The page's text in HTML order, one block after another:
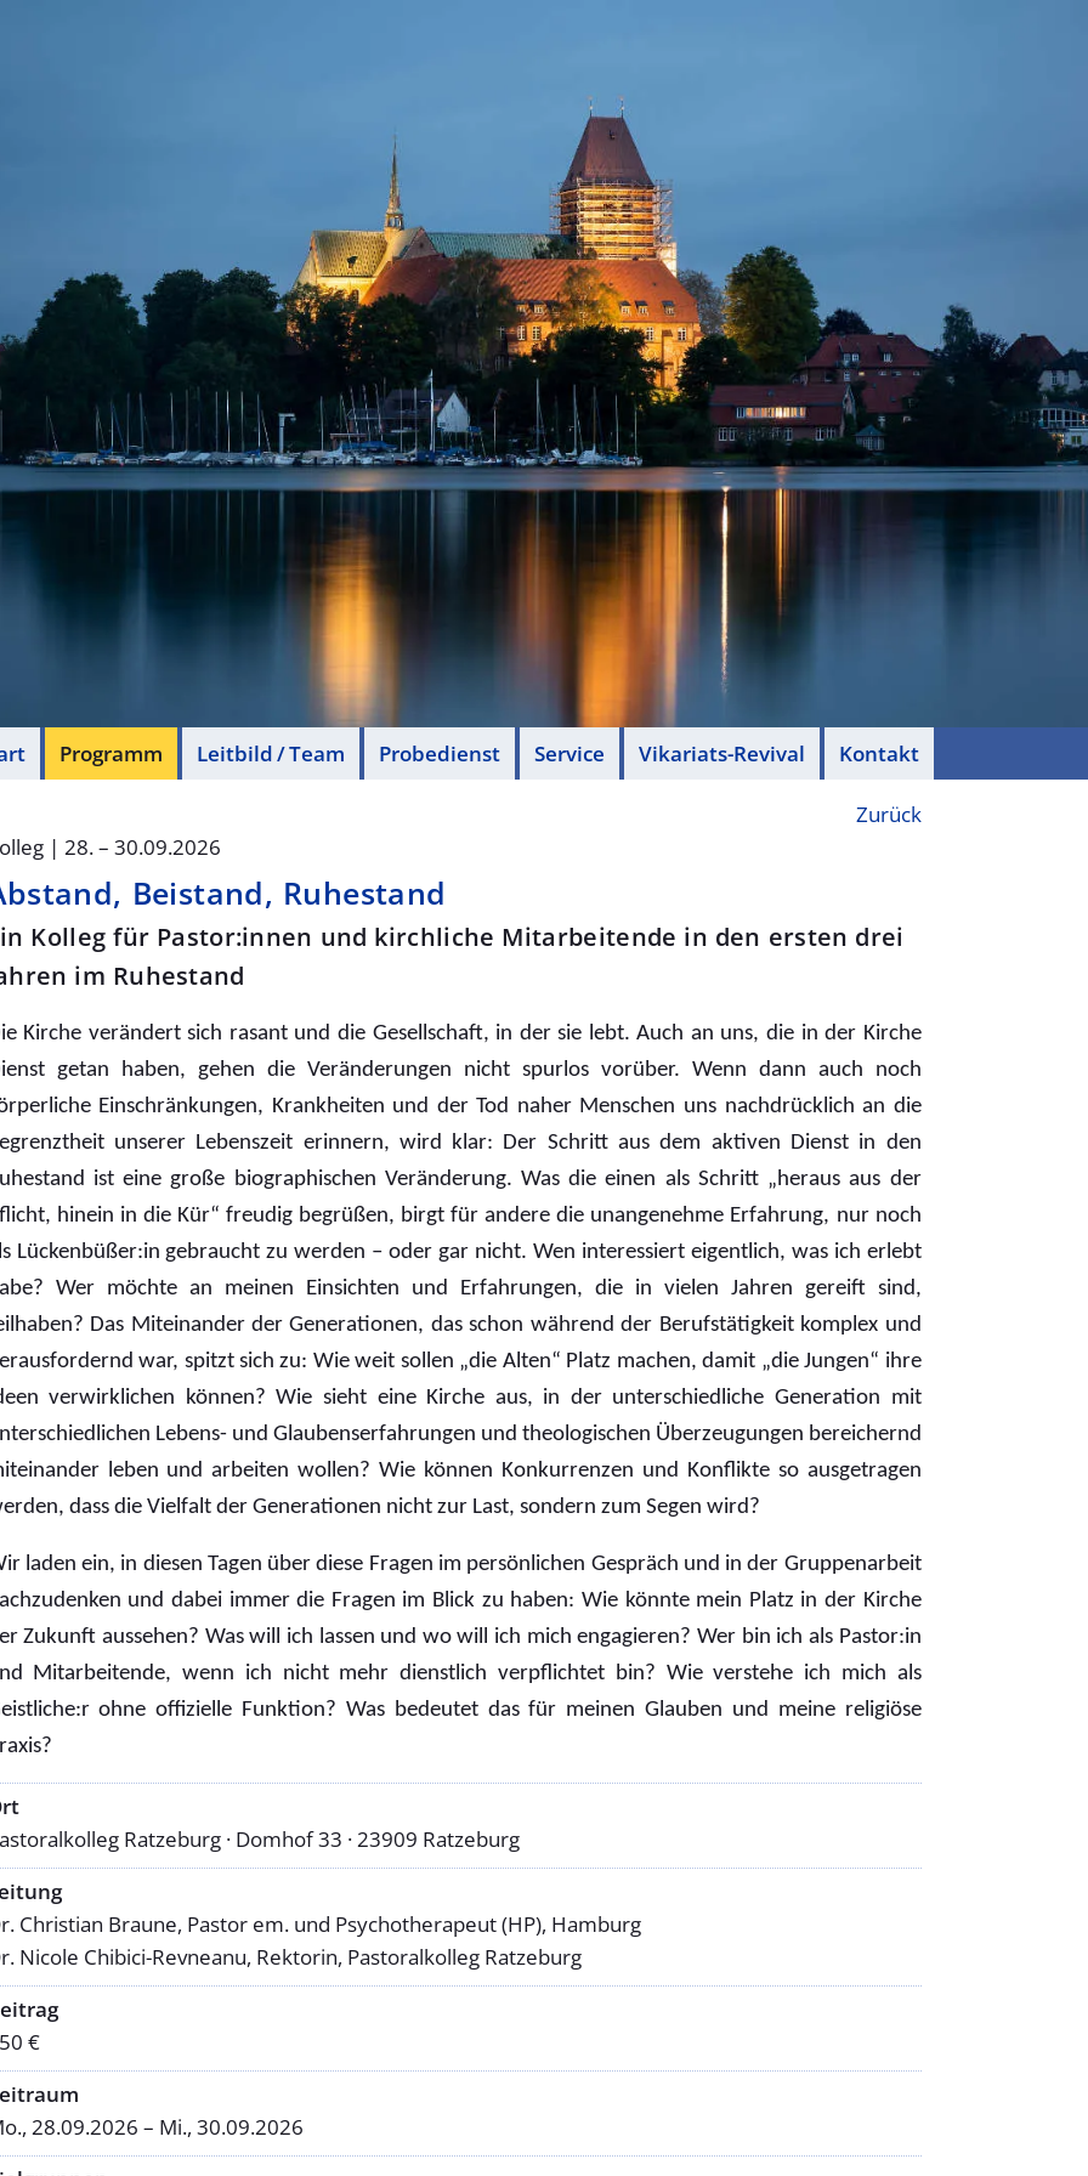
Programm Leitbild / Team Probedienst Service Vikariats-Revival Kontakt
Zurück
| 28. – 30.09.2026
Beistand, Ruhestand
Kolleg für Pastor:innen und kirchliche Mitarbeitende in den ersten drei
im Ruhestand
Kirche verändert sich rasant und die Gesellschaft, in der sie lebt. Auch an uns, die in der Kirche
getan haben, gehen die Veränderungen nicht spurlos vorüber. Wenn dann auch noch
Einschränkungen, Krankheiten und der Tod naher Menschen uns nachdrücklich an die
unserer Lebenszeit erinnern, wird klar: Der Schritt aus dem aktiven Dienst in den
ist eine große biographischen Veränderung. Was die einen als Schritt „heraus aus der
hinein in die Kür“ freudig begrüßen, birgt für andere die unangenehme Erfahrung, nur noch
Lückenbüßer:in gebraucht zu werden – oder gar nicht. Wen interessiert eigentlich, was ich erlebt
Wer möchte an meinen Einsichten und Erfahrungen, die in vielen Jahren gereift sind,
Das Miteinander der Generationen, das schon während der Berufstätigkeit komplex und
war, spitzt sich zu: Wie weit sollen „die Alten“ Platz machen, damit „die Jungen“ ihre
verwirklichen können? Wie sieht eine Kirche aus, in der unterschiedliche Generation mit
Lebens- und Glaubenserfahrungen und theologischen Überzeugungen bereichernd
leben und arbeiten wollen? Wie können Konkurrenzen und Konflikte so ausgetragen
dass die Vielfalt der Generationen nicht zur Last, sondern zum Segen wird?
laden ein, in diesen Tagen über diese Fragen im persönlichen Gespräch und in der Gruppenarbeit
und dabei immer die Fragen im Blick zu haben: Wie könnte mein Platz in der Kirche
Zukunft aussehen? Was will ich lassen und wo will ich mich engagieren? Wer bin ich als Pastor:in
Mitarbeitende, wenn ich nicht mehr dienstlich verpflichtet bin? Wie verstehe ich mich als
ohne offizielle Funktion? Was bedeutet das für meinen Glauben und meine religiöse
Ratzeburg · Domhof 33 · 23909 Ratze­burg
Christian Braune, Pastor em. und Psychotherapeut (HP), Hamburg
Nicole Chibici-Revneanu, Rektorin, Pastoralkolleg Ratzeburg
€
28.09.2026 – Mi., 30.09.2026